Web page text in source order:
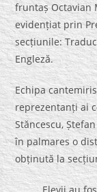
fruntaș Octavian
evidențiat prin
secțiunile:
Engleză.
Echipa
reprezentanți ai
Stăncescu,
în palmares o
obținută la